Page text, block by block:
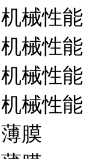
机械性能
机械性能
机械性能
机械性能
薄膜